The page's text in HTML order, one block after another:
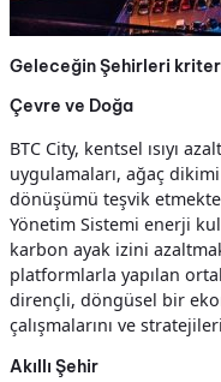
Geleceğin Şehirleri
Çevre ve Doğa
BTC City, kentsel ısıyı
uygulamaları, ağaç
dönüşümü teşvik
Yönetim Sistemi enerji
karbon ayak izini
platformlarla yapılan
dirençli, döngüsel bir
çalışmalarını ve
Akıllı Şehir